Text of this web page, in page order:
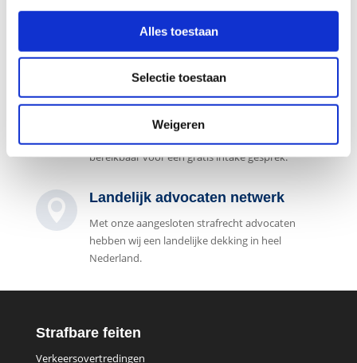
Alles toestaan
Selectie toestaan
Weigeren
Ook pro deo mogelijk
De advocaten aangesloten bij ons
advocatennetwerk zijn gespecialiseerd in het
strafrecht.
Onze juridische intakebalie is 7 dagen per week
bereikbaar voor een gratis intake gesprek.
 Landelijk advocaten netwerk
Met onze aangesloten strafrecht advocaten
hebben wij een landelijke dekking in heel
Nederland.
Strafbare feiten
Verkeersovertredingen